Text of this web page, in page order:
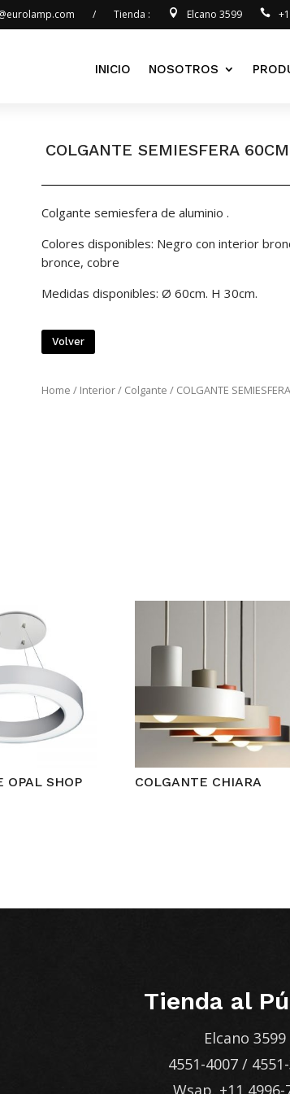
/ Tienda : Elcano 3599
INICIO NOSOTROS
COLGANTE SEMIESFERA 60CM
Colgante semiesfera de aluminio .
Colores disponibles: Negro con interior
bronce, cobre
Medidas disponibles: Ø 60cm. H 30cm.
Volver
Home / Interior/ Colgante / COLGANTE
OPAL SHOP COLGANTE CHIARA
Tienda al
Elcano 3599
4551-4007 /
Wsap. +11 4996-